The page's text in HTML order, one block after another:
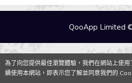
QooApp Limited
為了向您提供最佳瀏覽體驗，我們在網站上使
續使用本網站，即表示您了解並同意我們的